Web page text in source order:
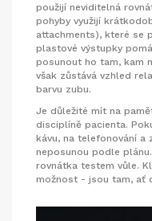
použijí neviditelná
pohyby využijí
attachments), které se
plastové výstupky
posunout ho tam, kam
však zůstává vzhled
barvu zubu.
Je důležité mít na
disciplíně pacienta.
kávu, na telefonování a
neposunou podle
rovnátka testem vůle.
možnost - jsou tam, ať